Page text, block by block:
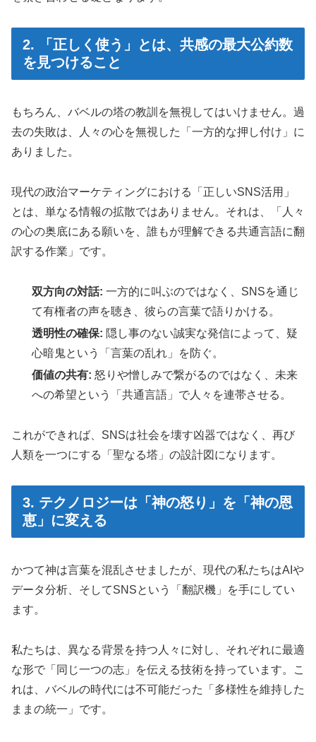
2. 「正しく使う」とは、共感の最大公約数
を見つけること
もちろん、バベルの塔の教訓を無視してはいけません。過
去の失敗は、人々の心を無視した「一方的な押し付け」に
ありました。
現代の政治マーケティングにおける「正しいSNS活用」
とは、単なる情報の拡散ではありません。それは、「人々
の心の奥底にある願いを、誰もが理解できる共通言語に翻
訳する作業」です。
双方向の対話: 一方的に叫ぶのではなく、SNSを通じ
て有権者の声を聴き、彼らの言葉で語りかける。
透明性の確保: 隠し事のない誠実な発信によって、疑
心暗鬼という「言葉の乱れ」を防ぐ。
価値の共有: 怒りや憎しみで繋がるのではなく、未来
への希望という「共通言語」で人々を連帯させる。
これができれば、SNSは社会を壊す凶器ではなく、再び
人類を一つにする「聖なる塔」の設計図になります。
3. テクノロジーは「神の怒り」を「神の恩
恵」に変える
かつて神は言葉を混乱させましたが、現代の私たちはAIや
データ分析、そしてSNSという「翻訳機」を手にしてい
ます。
私たちは、異なる背景を持つ人々に対し、それぞれに最適
な形で「同じ一つの志」を伝える技術を持っています。こ
れは、バベルの時代には不可能だった「多様性を維持した
ままの統一」です。